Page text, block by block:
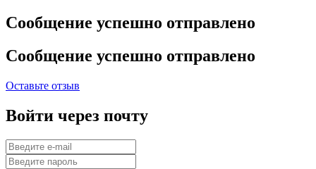
Сообщение успешно отправлено
Сообщение успешно отправлено
Оставьте отзыв
Войти через почту